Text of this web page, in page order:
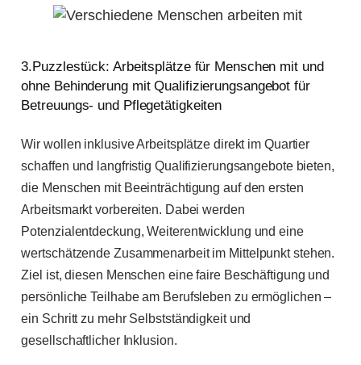
3.Puzzlestück: Arbeitsplätze für Menschen mit und
ohne Behinderung mit Qualifizierungsangebot für
Betreuungs- und Pflegetätigkeiten
Wir wollen inklusive Arbeitsplätze direkt im Quartier
schaffen und langfristig Qualifizierungsangebote bieten,
die Menschen mit Beeinträchtigung auf den ersten
Arbeitsmarkt vorbereiten. Dabei werden
Potenzialentdeckung, Weiterentwicklung und eine
wertschätzende Zusammenarbeit im Mittelpunkt stehen.
Ziel ist, diesen Menschen eine faire Beschäftigung und
persönliche Teilhabe am Berufsleben zu ermöglichen –
ein Schritt zu mehr Selbstständigkeit und
gesellschaftlicher Inklusion.